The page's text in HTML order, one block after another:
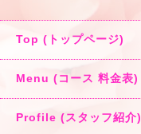
Top (トップページ)
Menu (コース 料金表)
Profile (スタッフ紹介)